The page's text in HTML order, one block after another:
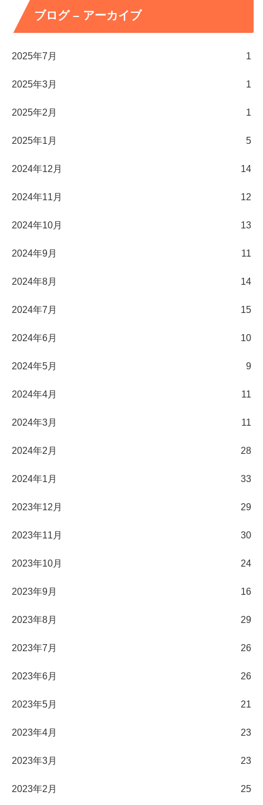
ブログ – アーカイブ
2025年7月 1
2025年3月 1
2025年2月 1
2025年1月 5
2024年12月 14
2024年11月 12
2024年10月 13
2024年9月 11
2024年8月 14
2024年7月 15
2024年6月 10
2024年5月 9
2024年4月 11
2024年3月 11
2024年2月 28
2024年1月 33
2023年12月 29
2023年11月 30
2023年10月 24
2023年9月 16
2023年8月 29
2023年7月 26
2023年6月 26
2023年5月 21
2023年4月 23
2023年3月 23
2023年2月 25